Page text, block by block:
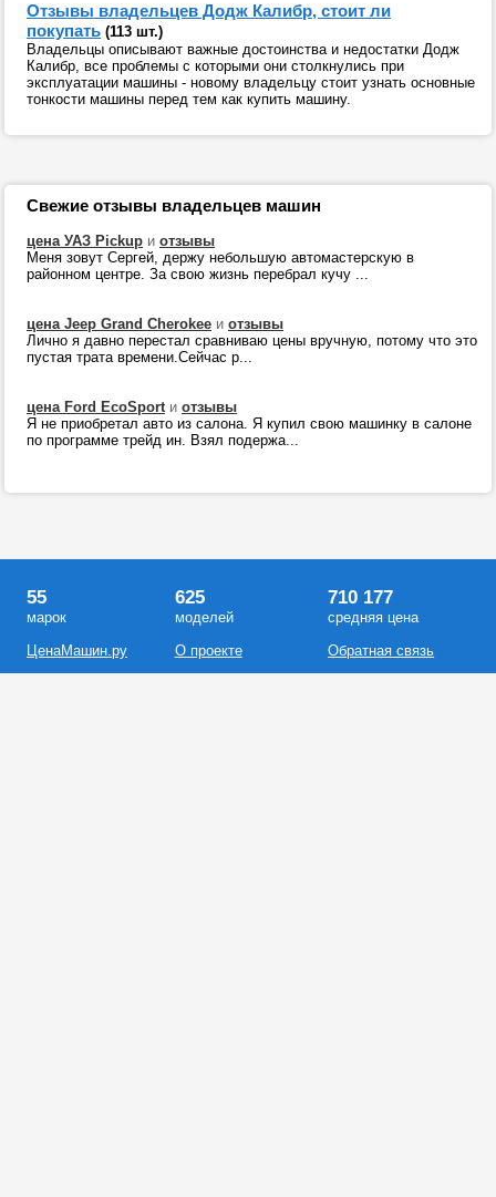
Отзывы владельцев Додж Калибр, стоит ли
покупать (113 шт.)
Владельцы описывают важные достоинства и недостатки Додж
Калибр, все проблемы с которыми они столкнулись при
эксплуатации машины - новому владельцу стоит узнать основные
тонкости машины перед тем как купить машину.
Свежие отзывы владельцев машин
цена УАЗ Pickup и отзывы
Меня зовут Сергей, держу небольшую автомастерскую в
районном центре. За свою жизнь перебрал кучу ...
цена Jeep Grand Cherokee и отзывы
Лично я давно перестал сравниваю цены вручную, потому что это
пустая трата времени.Сейчас р...
цена Ford EcoSportи отзывы
Я не приобретал авто из салона. Я купил свою машинку в салоне
по программе трейд ин. Взял подержа...
55
марок
ЦенаМашин.ру
625
моделей
О проекте
710 177
средняя цена
Обратная связь